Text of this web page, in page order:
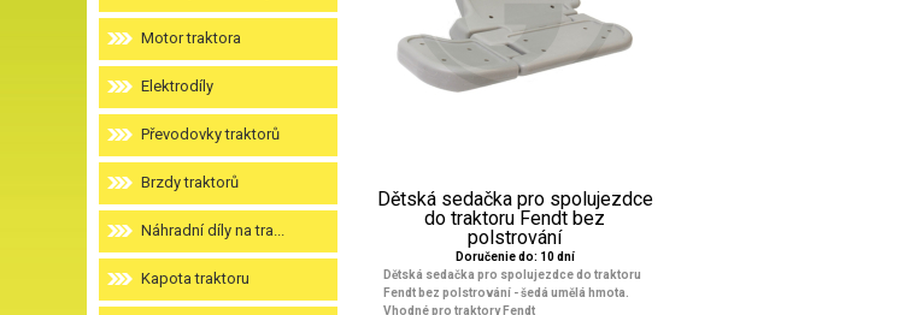
Motor traktora
Elektrodíly
Převodovky traktorů
Brzdy traktorů
Náhradní díly na tra...
Kapota traktoru
Dětská sedačka pro spolujezdce
do traktoru Fendt bez
polstrování
Doručenie do: 10 dní
Dětská sedačka pro spolujezdce do traktoru
Fendt bez polstrování - šedá umělá hmota.
Vhodné pro traktory Fendt